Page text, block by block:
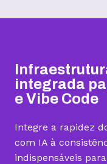
Contratar
Armazenamento
Quantidade de sites
1 site
integrada
e Vibe Code
Integre a rapidez
com IA à
indispensáveis